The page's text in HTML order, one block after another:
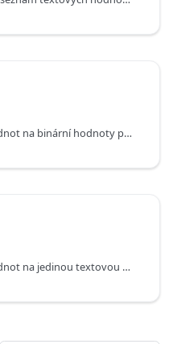
Převede seznam textových hodnot na binární hodnoty pomocí určeného kódování a hodnoty lineSeparator. Ke každému řádku je připojena zadaná hodnota lineSeparator. Pokud není tato hodnota určena, jsou použity znaky návratu na začátek řádku a odřádkování.
Převede seznam textových hodnot na jedinou textovou hodnotu. Ke každému řádku je připojena zadaná hodnota lineSeparator. Pokud není tato hodnota určena, jsou použity znaky návratu na začátek řádku a odřádkování.